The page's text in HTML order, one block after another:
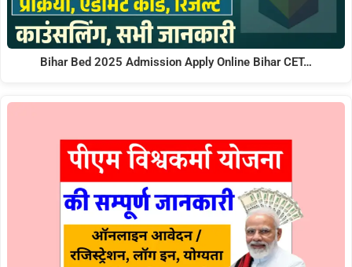
Bihar Bed 2025 Admission Apply Online Bihar CET…